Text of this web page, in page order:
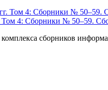
4: Сборники № 50–59.
сборников